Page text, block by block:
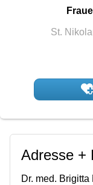
St.
Adresse +
Dr. med. Brigitta